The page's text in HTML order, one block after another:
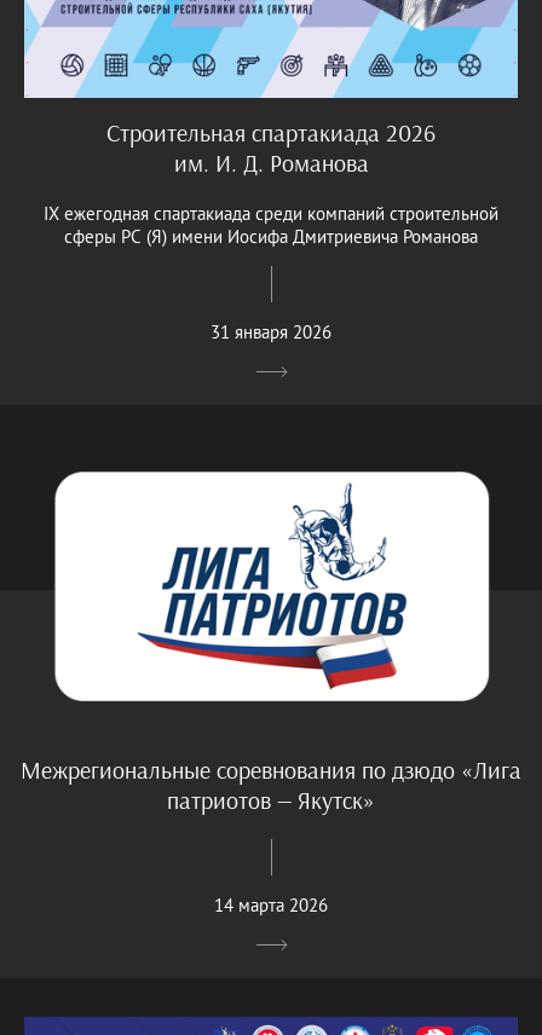
Строительная спартакиада 2026
им. И. Д. Романова
IX ежегодная спартакиада среди компаний строительной
сферы РС (Я) имени Иосифа Дмитриевича Романова
31 января 2026
Межрегиональные соревнования по дзюдо «Лига
патриотов — Якутск»
14 марта 2026